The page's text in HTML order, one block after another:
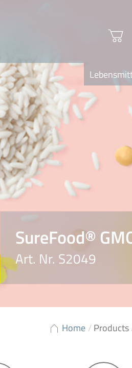
Clinical
R-
SureFood®
Art. Nr. S2049
Home /Products